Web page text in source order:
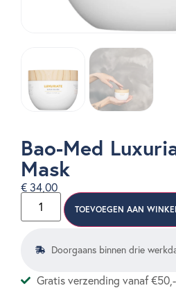
Bao-Med
Mask
€ 34,00
TOEVOEGEN AAN
Doorgaans binnen drie
Gratis verzending vanaf